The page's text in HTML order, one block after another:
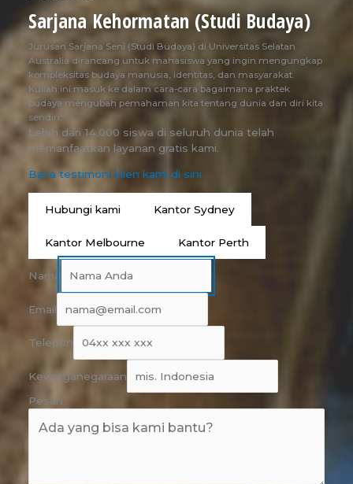
Sarjana Kehormatan (Studi Budaya)
Jurusan Sarjana Seni (Studi Budaya) di Universitas Selatan
Australia dirancang untuk mahasiswa yang ingin mengungkap
kompleksitas budaya manusia, identitas, dan masyarakat.
Kuliah ini masuk ke dalam cara-cara bagaimana praktek
budaya mengubah pemahaman kita tentang dunia dan diri kita
sendiri.
Lebih dari 14.000 siswa di seluruh dunia telah
memanfaatkan layanan gratis kami.
Baca testimoni klien kami di sini
Hubungi kami Kantor Sydney
Kantor Melbourne Kantor Perth
Nama
Email
Telepon
Kewarganegaraan
Pesan